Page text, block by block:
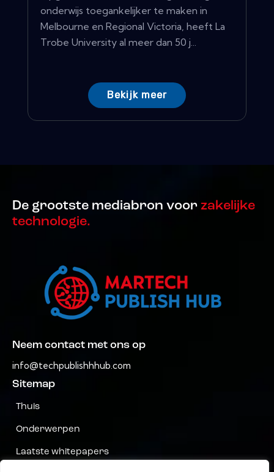
onderwijs toegankelijker te maken in
Melbourne en Regional Victoria, heeft La
Trobe University al meer dan 50 j...
Bekijk meer
De grootste mediabron voor zakelijke
technologie.
Neem contact met ons op
info@techpublishhhub.com
Sitemap
Thuis
Onderwerpen
Laatste whitepapers